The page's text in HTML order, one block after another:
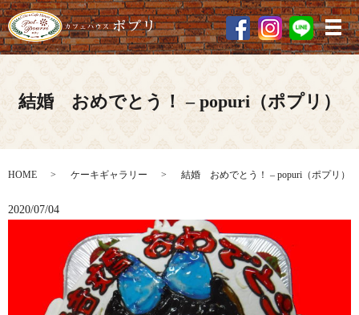
メ
結婚 おめでとう！ – popuri（ポプリ）
HOME ケーキギャラリー 結婚 おめでとう！ – popuri（ポプリ）
2020/07/04